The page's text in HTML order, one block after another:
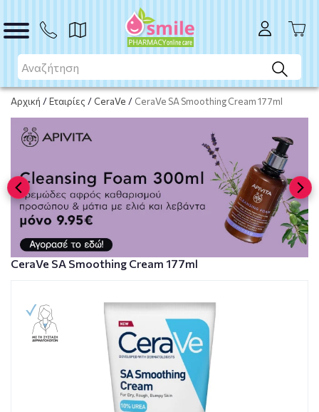
Αρχική /Εταιρίες / CeraVe / CeraVe SA Smoothing Cream 177ml
Το προϊόν εξαντλήθηκε
Μη διαθέσιμο
CeraVe SA Smoothing Cream 177ml